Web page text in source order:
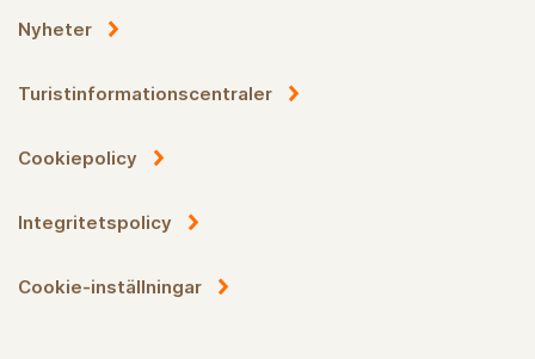
Nyheter
Turistinformationscentraler
Cookiepolicy
Integritetspolicy
Cookie-inställningar